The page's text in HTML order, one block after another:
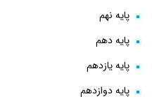
پایه نهم
پایه دهم
پایه یازدهم
پایه دوازدهم